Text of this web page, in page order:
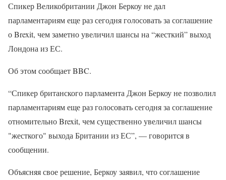
Спикер Великобритании Джон Беркоу не дал
парламентариям еще раз сегодня голосовать за соглашение
о Brexit, чем заметно увеличил шансы на “жесткий” выход
Лондона из ЕС.
Об этом сообщает BBC.
“Спикер британского парламента Джон Беркоу не позволил
парламентариям еще раз голосовать сегодня за соглашение
отномительно Brexit, чем существенно увеличил шансы
"жесткого" выхода Британии из ЕС”, — говорится в
сообщении.
Объясняя свое решение, Беркоу заявил, что соглашение